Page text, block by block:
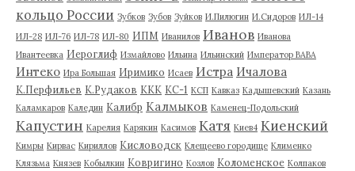
кольцо России Зубков Зубов Зуйков И.Пилюгин И.Сидоров ИЛ-14
ИЛ-28 ИЛ-76 ИЛ-78 ИЛ-80 ИПМ Иванилов Иванов Иванова
Ивантеевка Иероглиф Измайлово Ильина Ильинский Император ВАВА
Интеко Ира Большая Иримико Исаев Истра Ичалова
К.Перфильев К.Рудаков ККК КС-1 КСП Кавказ Кадышевский Казань
Каламкаров Каледин Калибр Калмыков Каменец-Подольский
Капустин Карелия Карякин Касимов Катя Киев4 Киенский
Кимры Кирвас Кириллов Кисловодск Клещеево городище Клименко
Клязьма Князев Кобылкин Ковригино Козлов Коломенское Колпаков